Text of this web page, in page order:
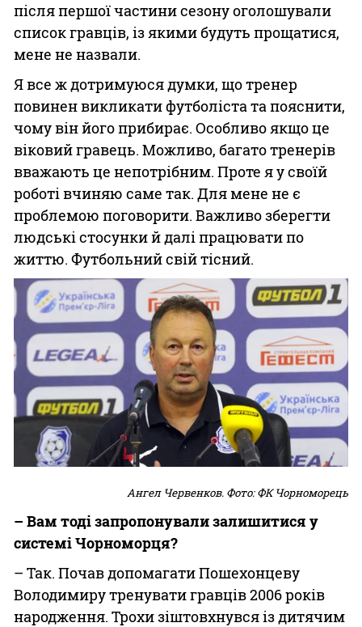
після першої частини сезону оголошували
список гравців, із якими будуть прощатися,
мене не назвали.
Я все ж дотримуюся думки, що тренер
повинен викликати футболіста та пояснити,
чому він його прибирає. Особливо якщо це
віковий гравець. Можливо, багато тренерів
вважають це непотрібним. Проте я у своїй
роботі вчиняю саме так. Для мене не є
проблемою поговорити. Важливо зберегти
людські стосунки й далі працювати по
життю. Футбольний свій тісний.
Ангел Червенков. Фото: ФК Чорноморець
– Вам тоді запропонували залишитися у
системі Чорноморця?
– Так. Почав допомагати Пошехонцеву
Володимиру тренувати гравців 2006 років
народження. Трохи зіштовхнувся із дитячим